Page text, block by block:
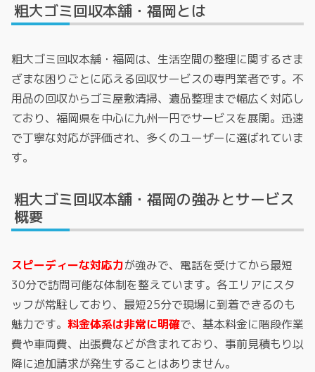
粗大ゴミ回収本舗・福岡とは
粗大ゴミ回収本舗・福岡は、生活空間の整理に関するさま
ざまな困りごとに応える回収サービスの専門業者です。不
用品の回収からゴミ屋敷清掃、遺品整理まで幅広く対応し
ており、福岡県を中心に九州一円でサービスを展開。迅速
で丁寧な対応が評価され、多くのユーザーに選ばれていま
す。
粗大ゴミ回収本舗・福岡の強みとサービス
概要
スピーディーな対応力が強みで、電話を受けてから最短
30分で訪問可能な体制を整えています。各エリアにスタ
ッフが常駐しており、最短25分で現場に到着できるのも
魅力です。 料金体系は非常に明確で、基本料金に階段作業
費や車両費、出張費などが含まれており、事前見積もり以
降に追加請求が発生することはありません。